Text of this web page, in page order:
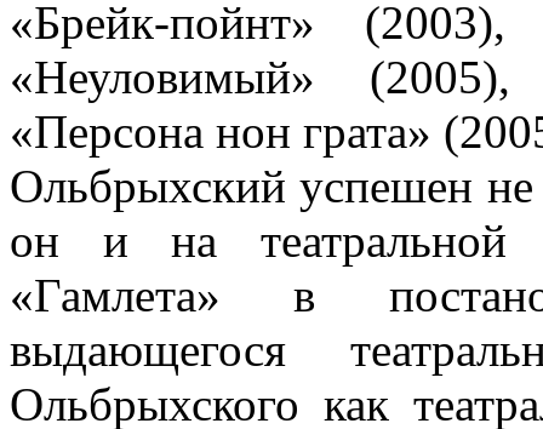
«Брейк-пойнт»
«Неуловимый»
«Персона нон грата»
Ольбрыхский успешен
он и на театральной
«Гамлета» в
выдающегося
Ольбрыхского как